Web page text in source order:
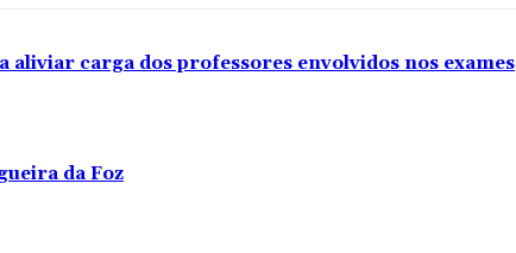
aliviar carga dos professores envolvidos nos exames
da Foz